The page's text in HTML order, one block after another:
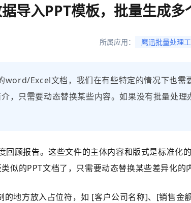
导入PPT模板，批量生成多
所属应用： 鹰迅批量处理
Excel文档，我们在有些特定的情况下也
，只需要动态替换某些内容。如果没有批量处
顾报告。这些文件的主体内容和版式是标准
的PPT文档了，只需要动态替换某些差异化的
的地方放入占位符，如 [客户公司名称]、[销售金